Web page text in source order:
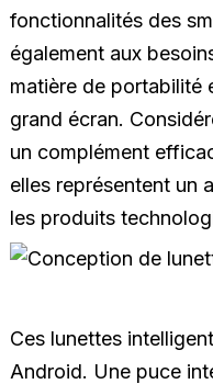
fonctionnalités des
également aux
matière de portabilité
grand écran.
un complément
elles représentent un
les produits
Ces lunettes
Android. Une puce